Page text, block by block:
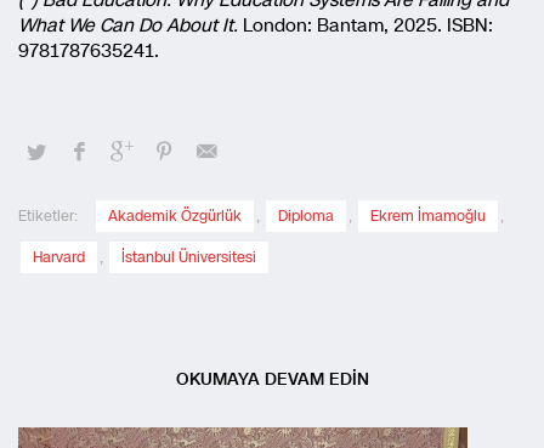
What We Can Do About It. London: Bantam, 2025. ISBN:
9781787635241.
Etiketler: Akademik Özgürlük , Diploma , Ekrem İmamoğlu ,
Harvard , İstanbul Üniversitesi
OKUMAYA DEVAM EDİN